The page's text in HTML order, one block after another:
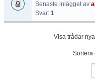
Senaste inlägget av
Svar: 1
Visa trådar
Sortera